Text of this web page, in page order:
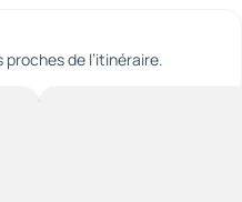
de l’itinéraire.